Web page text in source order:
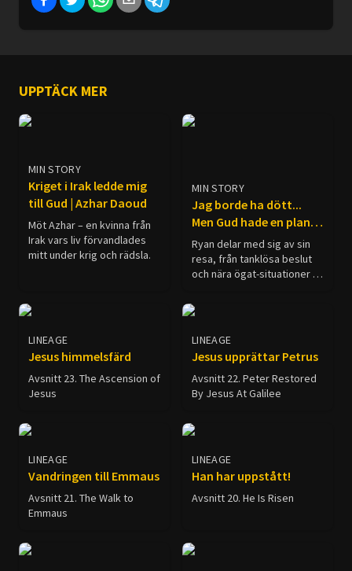
UPPTÄCK MER
MIN STORY
Kriget i Irak ledde mig
till Gud | Azhar Daoud
Möt Azhar – en kvinna från
Irak vars liv förvandlades
mitt under krig och rädsla.
MIN STORY
Jag borde ha dött...
Men Gud hade en plan |
Ryan Mitchell
Ryan delar med sig av sin
resa, från tanklösa beslut
och nära ögat-situationer till
verkligen handlar om. Om
du någonsin har ifrågasatt
ditt syfte, undrat över
meningen med livet eller
känt att det måste finnas
något mer, kanske hans
berättelse tilltalar dig.
LINEAGE
Jesus himmelsfärd
Avsnitt 23. The Ascension of
Jesus
LINEAGE
Jesus upprättar Petrus
Avsnitt 22. Peter Restored
By Jesus At Galilee
LINEAGE
Vandringen till Emmaus
Avsnitt 21. The Walk to
Emmaus
LINEAGE
Han har uppstått!
Avsnitt 20. He Is Risen